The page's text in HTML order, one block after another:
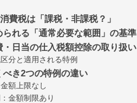
費税は「課税・非課税？」
れる「通常必要な範囲」の基準
日当の仕入税額控除の取り扱い
分と適用される特例
き2つの特例の違い
額上限なし
金額制限あり